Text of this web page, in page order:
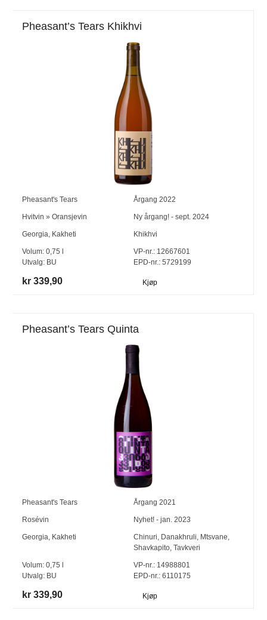
Pheasant’s Tears Khikhvi
Pheasant's Tears Årgang 2022
Hvitvin »Oransjevin Ny årgang! - sept. 2024
Georgia, Kakheti Khikhvi
Volum:0,75
Utvalg: BU
VP-nr.:12667601
EPD-nr.: 5729199
kr 339,90 Kjøp
Pheasant’s Tears Quinta
Pheasant's Tears Årgang 2021
Rosévin Nyhet! - jan. 2023
Georgia, Kakheti Chinuri, Danakhruli, Mtsvane,
Shavkapito, Tavkveri
Volum:0,75
Utvalg: BU
VP-nr.:14988801
EPD-nr.: 6110175
kr 339,90 Kjøp